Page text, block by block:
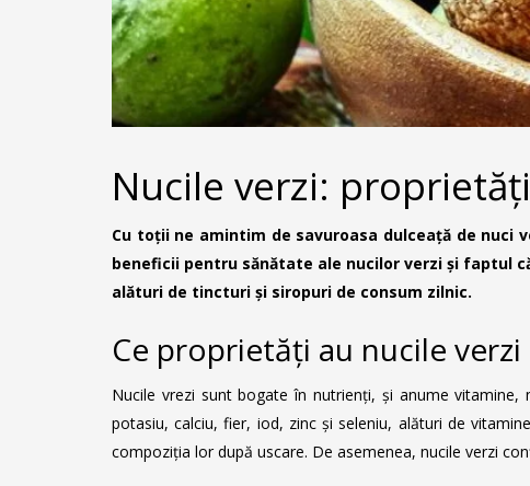
Nucile verzi:
Cu toții ne amintim de savuroasa dulceață de nuci
beneficii pentru sănătate ale nucilor verzi și faptul
alături de tincturi și siropuri de consum zilnic.
Ce proprietăți au nucile verzi
Nucile vrezi sunt bogate în nutrienți, și anume
potasiu, calciu, fier, iod, zinc și seleniu, alături de
compoziția lor după uscare. De asemenea, nucile verzi